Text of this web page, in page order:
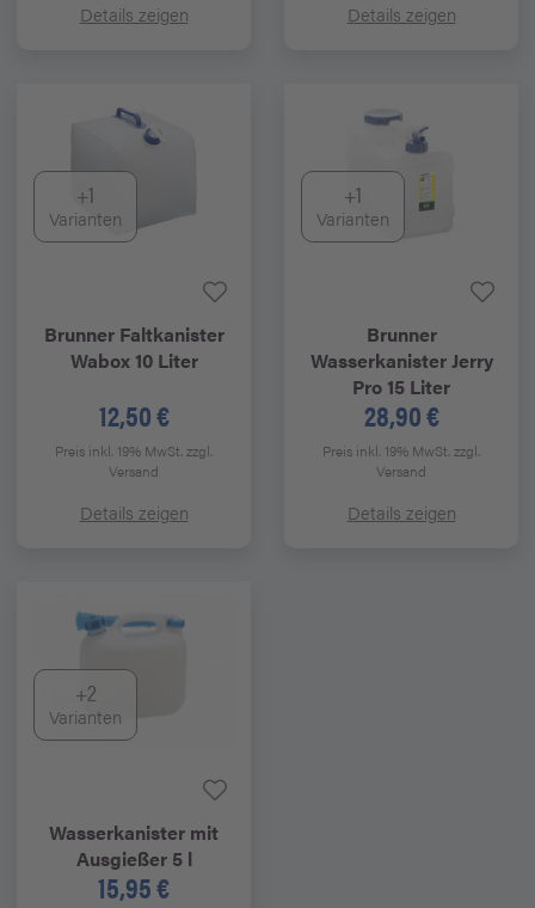
Details zeigen Details zeigen
+1
Varianten
BrunnerFaltkanister
Wabox 10 Liter
12,50 €
Preis inkl. 19% MwSt.zzgl.
Versand
Details zeigen
+1
Varianten
Brunner
Wasserkanister Jerry
Pro 15 Liter
28,90 €
Preis inkl. 19% MwSt.zzgl.
Versand
Details zeigen
+2
Varianten
Wasserkanister mit
Ausgießer 5 l
15,95 €